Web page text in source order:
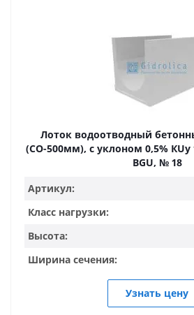
Лоток водоотводный
(СО-500мм), с уклоном 0,5% КUу
BGU, № 18
Артикул:
Класс нагрузки:
Высота:
Ширина сечения:
Узнать цену